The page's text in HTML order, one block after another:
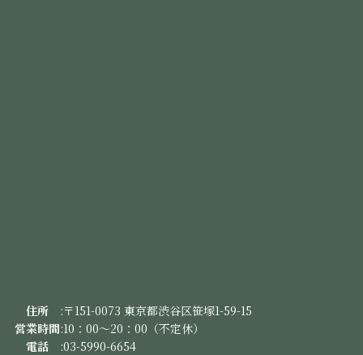
住所 :〒151-0073 東京都渋谷区笹塚1-59-15
営業時間:10：00～20：00（不定休）
電話 :03-5990-6654